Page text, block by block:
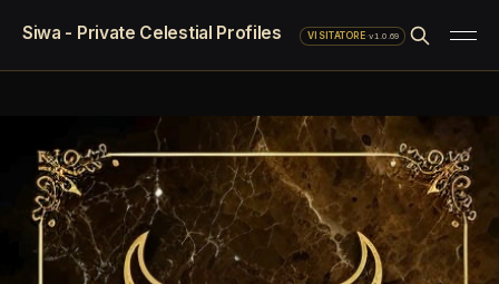
Siwa - Private Celestial Profiles VISITATORE·v1.0.69